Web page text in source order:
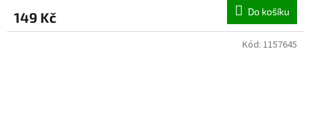
149 Kč Do košíku
Kód: 1157645